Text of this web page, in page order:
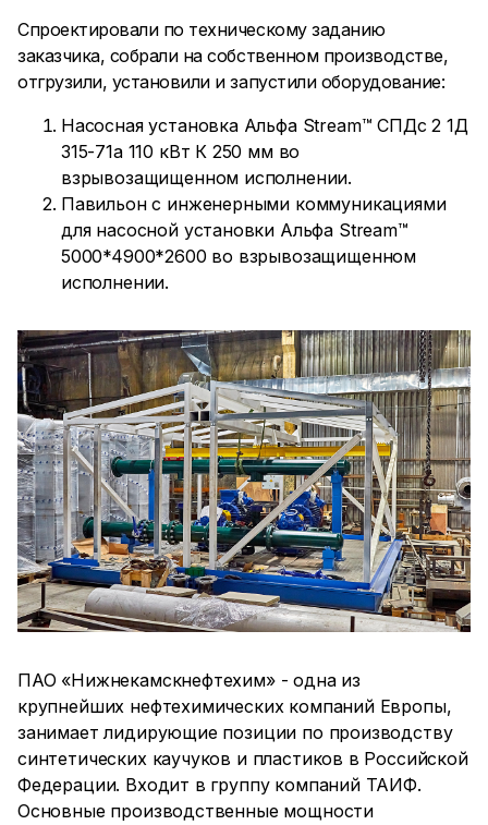
Спроектировали по техническому заданию
заказчика, собрали на собственном производстве,
отгрузили, установили и запустили оборудование:
Насосная установка Альфа Stream™ СПДс 2 1Д
315-71а 110 кВт К 250 мм во
взрывозащищенном исполнении.
Павильон с инженерными коммуникациями
для насосной установки Альфа Stream™
5000*4900*2600 во взрывозащищенном
исполнении.
ПАО «Нижнекамскнефтехим» - одна из
крупнейших нефтехимических компаний Европы,
занимает лидирующие позиции по производству
синтетических каучуков и пластиков в Российской
Федерации. Входит в группу компаний ТАИФ.
Основные производственные мощности